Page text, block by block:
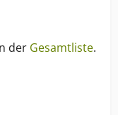
der Gesamtliste.